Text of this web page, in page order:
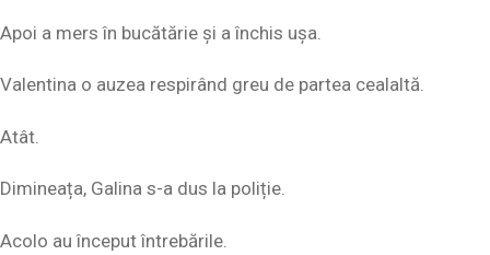
Apoi a mers în bucătărie și a închis ușa.
Valentina o auzea respirând greu de partea cealaltă.
Atât.
Dimineața, Galina s-a dus la poliție.
Acolo au început întrebările.